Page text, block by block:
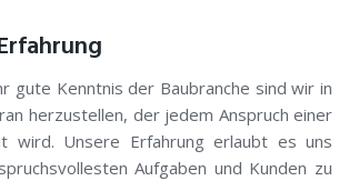
gute Kenntnis der Baubranche sind wir in
herzustellen, der jedem Anspruch einer
wird. Unsere Erfahrung erlaubt es uns
Aufgaben und Kunden zu